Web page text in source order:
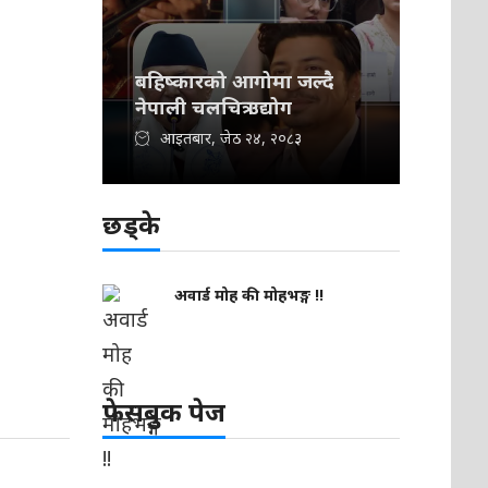
बहिष्कारको आगोमा जल्दै
नेपाली चलचित्र उद्योग
आइतबार, जेठ २४, २०८३
छड्के
अवार्ड मोह की मोहभङ्ग !!
फेसबुक पेज